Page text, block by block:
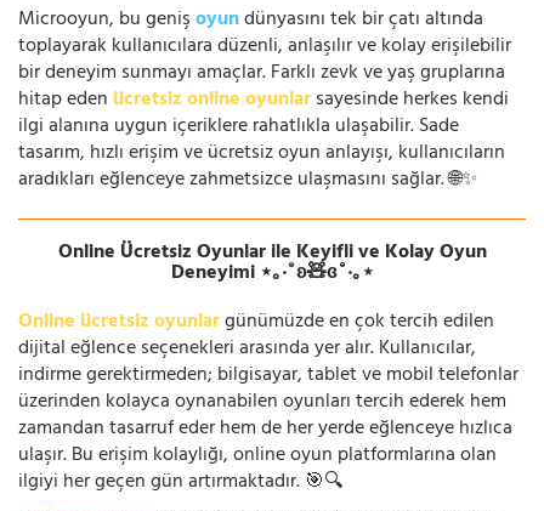
Microoyun, bu genişoyundünyasını tek bir çatı altında
toplayarak kullanıcılara düzenli, anlaşılır ve kolay erişilebilir
bir deneyim sunmayı amaçlar. Farklı zevk ve yaş gruplarına
hitap eden ücretsiz online oyunlarsayesinde herkes kendi
ilgi alanına uygun içeriklere rahatlıkla ulaşabilir. Sade
tasarım, hızlı erişim ve ücretsiz oyun anlayışı, kullanıcıların
aradıkları eğlenceye zahmetsizce ulaşmasını sağlar. 🌐✨
Online Ücretsiz Oyunlar ile Keyifli ve Kolay Oyun
Deneyimi ⋆｡‧˚ʚ🧸ɞ˚‧｡⋆
Online ücretsiz oyunlargünümüzde en çok tercih edilen
dijital eğlence seçenekleri arasında yer alır. Kullanıcılar,
indirme gerektirmeden; bilgisayar, tablet ve mobil telefonlar
üzerinden kolayca oynanabilen oyunları tercih ederek hem
zamandan tasarruf eder hem de her yerde eğlenceye hızlıca
ulaşır. Bu erişim kolaylığı, online oyun platformlarına olan
ilgiyi her geçen gün artırmaktadır. 🎯🔍